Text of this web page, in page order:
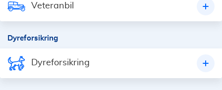
Veteranbil
Dyreforsikring
Dyreforsikring